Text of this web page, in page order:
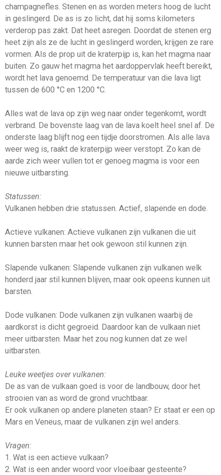
champagnefles. Stenen en as worden meters hoog de lucht
in geslingerd. De as is zo licht, dat hij soms kilometers
verderop pas zakt. Dat heet asregen. Doordat de stenen erg
heet zijn als ze de lucht in geslingerd worden, krijgen ze rare
vormen. Als de prop uit de kraterpijp is, kan het magma naar
buiten. Zo gauw het magma het aardoppervlak heeft bereikt,
wordt het lava genoemd. De temperatuur van die lava ligt
tussen de 600 °C en 1200 °C.
Alles wat de lava op zijn weg naar onder tegenkomt, wordt
verbrand. De bovenste laag van de lava koelt heel snel af. De
onderste laag blijft nog een tijdje doorstromen. Als alle lava
weer weg is, raakt de kraterpijp weer verstopt. Zo kan de
aarde zich weer vullen tot er genoeg magma is voor een
nieuwe uitbarsting.
Statussen:
Vulkanen hebben drie statussen. Actief, slapende en dode.
Actieve vulkanen: Actieve vulkanen zijn vulkanen die uit
kunnen barsten maar het ook gewoon stil kunnen zijn.
Slapende vulkanen: Slapende vulkanen zijn vulkanen welk
honderd jaar stil kunnen blijven, maar ook opeens kunnen uit
barsten.
Dode vulkanen: Dode vulkanen zijn vulkanen waarbij de
aardkorst is dicht gegroeid. Daardoor kan de vulkaan niet
meer uitbarsten. Maar het zou nog kunnen dat ze wel
uitbarsten.
Leuke weetjes over vulkanen:
De as van de vulkaan goed is voor de landbouw, door het
strooien van as word de grond vruchtbaar.
Er ook vulkanen op andere planeten staan? Er staat er een op
Mars en Veneus, maar de vulkanen zijn wel anders.
Vragen:
1. Wat is een actieve vulkaan?
2. Wat is een ander woord voor vloeibaar gesteente?